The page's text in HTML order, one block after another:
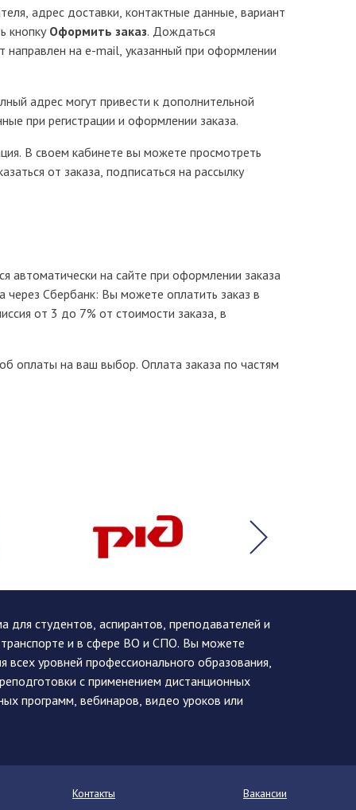
адрес доставки, контактные данные, вариант
кнопку Оформить заказ. Дождаться
на e-mail, указанный при оформлении
адрес могут привести к дополнительной
при регистрации и оформлении заказа.
В своем кабинете вы можете просмотреть
от заказа, подписаться на рассылку
автоматически на сайте при оформлении заказа
Сбербанк: Вы можете оплатить заказ в
от 3 до 7% от стоимости заказа, в
оплаты на ваш выбор. Оплата заказа по частям
студентов, аспирантов, преподавателей и
и в сфере ВО и СПО. Вы можете
уровней профессионального образования,
с применением дистанционных
программ, вебинаров, видео уроков или
Контакты
Вакансии